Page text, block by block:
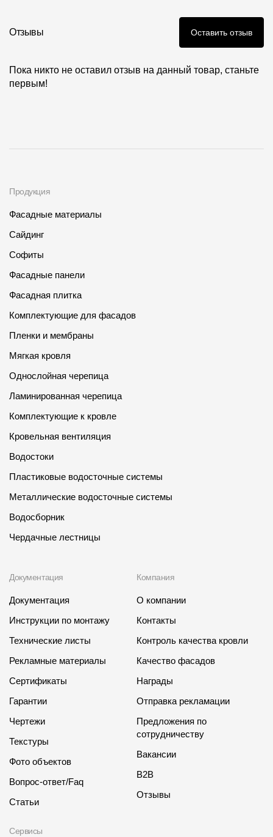
Адрес
Пн-Пт - 10-19
Сб-Вс - выходной
Отзывы Оставить отзыв
Пока никто не оставил отзыв на данный товар, станьте
первым!
Продукция
Фасадные материалы
Сайдинг
Софиты
Фасадные панели
Фасадная плитка
Комплектующие для фасадов
Пленки и мембраны
Мягкая кровля
Однослойная черепица
Ламинированная черепица
Комплектующие к кровле
Кровельная вентиляция
Водостоки
Пластиковые водосточные системы
Металлические водосточные системы
Водосборник
Чердачные лестницы
Документация
Документация
Инструкции по монтажу
Технические листы
Рекламные материалы
Сертификаты
Гарантии
Чертежи
Текстуры
Фото объектов
Вопрос-ответ/Faq
Статьи
Сервисы
Компания
О компании
Контакты
Контроль качества кровли
Качество фасадов
Награды
Отправка рекламации
Предложения по
сотрудничеству
Вакансии
B2B
Отзывы